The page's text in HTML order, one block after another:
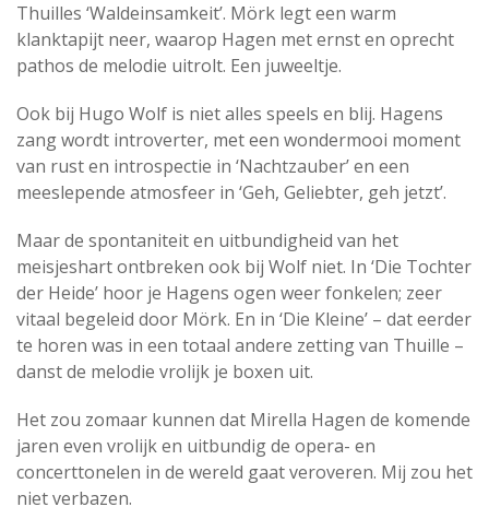
Thuilles ‘Waldeinsamkeit’. Mörk legt een warm
klanktapijt neer, waarop Hagen met ernst en oprecht
pathos de melodie uitrolt. Een juweeltje.
Ook bij Hugo Wolf is niet alles speels en blij. Hagens
zang wordt introverter, met een wondermooi moment
van rust en introspectie in ‘Nachtzauber’ en een
meeslepende atmosfeer in ‘Geh, Geliebter, geh jetzt’.
Maar de spontaniteit en uitbundigheid van het
meisjeshart ontbreken ook bij Wolf niet. In ‘Die Tochter
der Heide’ hoor je Hagens ogen weer fonkelen; zeer
vitaal begeleid door Mörk. En in ‘Die Kleine’ – dat eerder
te horen was in een totaal andere zetting van Thuille –
danst de melodie vrolijk je boxen uit.
Het zou zomaar kunnen dat Mirella Hagen de komende
jaren even vrolijk en uitbundig de opera- en
concerttonelen in de wereld gaat veroveren. Mij zou het
niet verbazen.